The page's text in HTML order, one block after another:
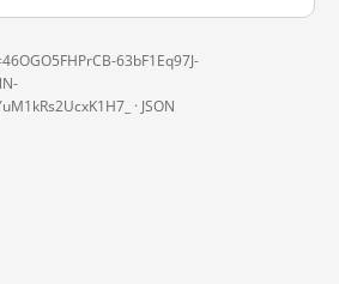
63bF1Eq97J-
· JSON